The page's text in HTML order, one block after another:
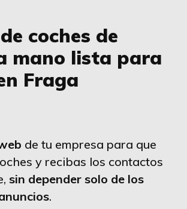
coches de
mano lista para
Fraga
de tu empresa para que
y recibas los contactos
sin depender solo de los
.